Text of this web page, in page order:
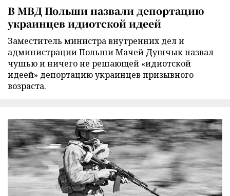
В МВД Польши назвали депортацию
украинцев идиотской идеей
Заместитель министра внутренних дел и
администрации Польши Мачей Душчык назвал
чушью и ничего не решающей «идиотской
идеей» депортацию украинцев призывного
возраста.